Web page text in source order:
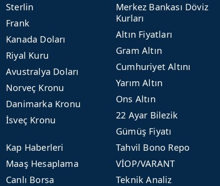
Sterlin
Frank
Kanada Doları
Riyal Kuru
Avustralya Doları
Norveç Kronu
Danimarka Kronu
İsveç Kronu
Merkez Bankası Döviz
Kurları
Altın Fiyatları
Gram Altın
Cumhuriyet Altını
Yarım Altın
Ons Altın
22 Ayar Bilezik
Gümüş Fiyatı
Kap Haberleri
Maaş Hesaplama
Canlı Borsa
Tahvil Bono Repo
VİOP/VARANT
Teknik Analiz